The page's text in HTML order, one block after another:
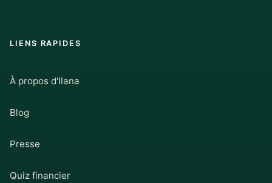
LIENS RAPIDES
À propos d'Ilana
Blog
Presse
Quiz financier